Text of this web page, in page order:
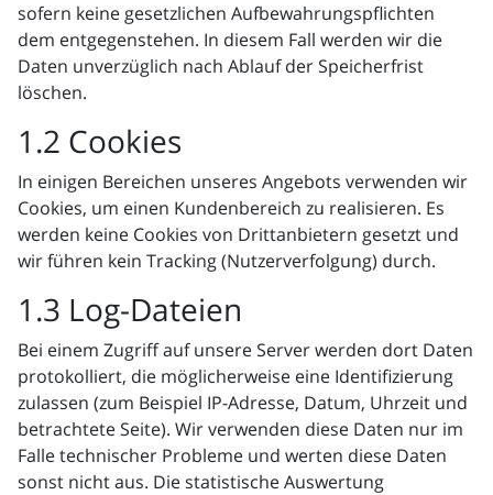
sofern keine gesetzlichen Aufbewahrungspflichten
dem entgegenstehen. In diesem Fall werden wir die
Daten unverzüglich nach Ablauf der Speicherfrist
löschen.
1.2 Cookies
In einigen Bereichen unseres Angebots verwenden wir
Cookies, um einen Kundenbereich zu realisieren. Es
werden keine Cookies von Drittanbietern gesetzt und
wir führen kein Tracking (Nutzerverfolgung) durch.
1.3 Log-Dateien
Bei einem Zugriff auf unsere Server werden dort Daten
protokolliert, die möglicherweise eine Identifizierung
zulassen (zum Beispiel IP-Adresse, Datum, Uhrzeit und
betrachtete Seite). Wir verwenden diese Daten nur im
Falle technischer Probleme und werten diese Daten
sonst nicht aus. Die statistische Auswertung